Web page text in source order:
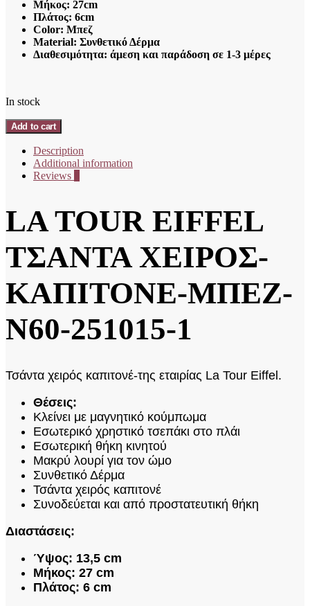
Μήκος: 27cm
Πλάτος: 6cm
Color: Μπεζ
Material: Συνθετικό Δέρμα
Διαθεσιμότητα: άμεση και παράδοση σε 1-3 μέρες
In stock
LA
TOUR
EIFFEL
ΤΣΑΝΤΑ
ΧΕΙΡΟΣ-
N60-
251015-
quantity
Add to cart
Description
Additional information
Reviews
LA TOUR EIFFEL
ΤΣΑΝΤΑ ΧΕΙΡΟΣ-
ΚΑΠΙΤΟΝΕ-ΜΠΕΖ-
N60-251015-1
Τσάντα χειρός καπιτονέ-της εταιρίας La Tour Eiffel.
Θέσεις:
Κλείνει με μαγνητικό κούμπωμα
Εσωτερικό χρηστικό τσεπάκι στο πλάι
Εσωτερική θήκη κινητού
Μακρύ λουρί για τον ώμο
Συνθετικό Δέρμα
Τσάντα χειρός καπιτονέ
Συνοδεύεται και από προστατευτική θήκη
Διαστάσεις:
Ύψος: 13,5 cm
Μήκος: 27 cm
Πλάτος: 6 cm